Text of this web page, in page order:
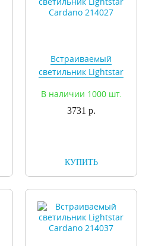
Встраиваемый
светильник Lightstar
В наличии 1000 шт.
3731 р.
КУПИТЬ